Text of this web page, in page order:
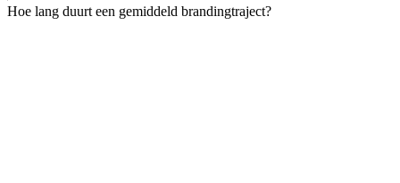
Hoe lang duurt een gemiddeld brandingtraject?